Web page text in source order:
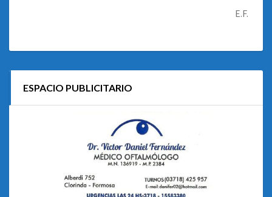
E.F.
ESPACIO PUBLICITARIO